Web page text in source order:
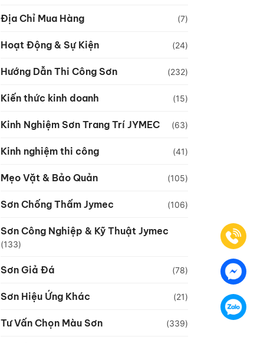
Địa Chỉ Mua Hàng (7)
Hoạt Động & Sự Kiện (24)
Hướng Dẫn Thi Công Sơn (232)
Kiến thức kinh doanh (15)
Kinh Nghiệm Sơn Trang Trí JYMEC (63)
Kinh nghiệm thi công (41)
Mẹo Vặt & Bảo Quản (105)
Sơn Chống Thấm Jymec (106)
Sơn Công Nghiệp & Kỹ Thuật Jymec
(133)
Sơn Giả Đá (78)
Sơn Hiệu Ứng Khác (21)
Tư Vấn Chọn Màu Sơn (339)